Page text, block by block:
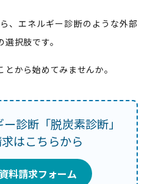
、エネルギー診断のような外部
択肢です。
から始めてみませんか。
診断「脱炭素診断」
はこちらから
料請求フォーム